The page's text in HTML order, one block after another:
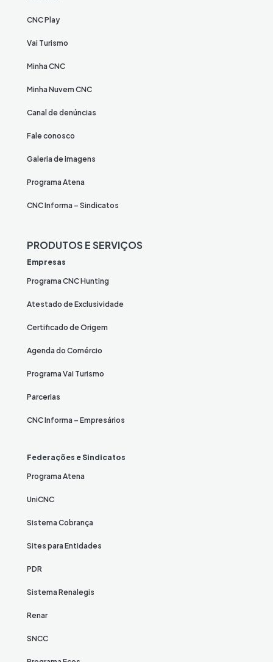
CNC Play
Vai Turismo
Minha CNC
Minha Nuvem CNC
Canal de denúncias
Fale conosco
Galeria de imagens
Programa Atena
CNC Informa – Sindicatos
PRODUTOS E SERVIÇOS
Empresas
Programa CNC Hunting
Atestado de Exclusividade
Certificado de Origem
Agenda do Comércio
Programa Vai Turismo
Parcerias
CNC Informa – Empresários
Federações e Sindicatos
Programa Atena
UniCNC
Sistema Cobrança
Sites para Entidades
PDR
Sistema Renalegis
Renar
SNCC